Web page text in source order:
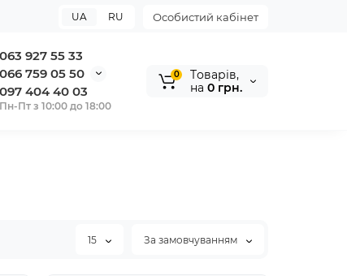
Особистий кабінет
UA RU
063 927 55 33
066 759 05 50
097 404 40 03
Пн-Пт з 10:00 до 18:00
0
Tоварів,
на 0 грн.
15 За замовчуванням